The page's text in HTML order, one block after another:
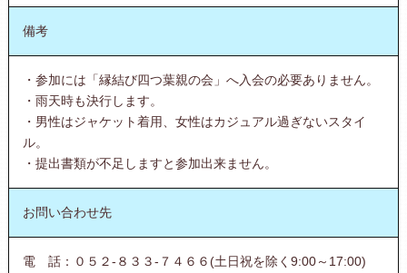
備考
・参加には「縁結び四つ葉親の会」へ入会の必要ありません。
・雨天時も決行します。
・男性はジャケット着用、女性はカジュアル過ぎないスタイ
ル。
・提出書類が不足しますと参加出来ません。
お問い合わせ先
電 話：０５２-８３３-７４６６(土日祝を除く9:00～17:00)